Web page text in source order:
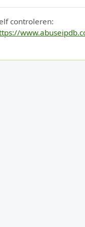
controleren: